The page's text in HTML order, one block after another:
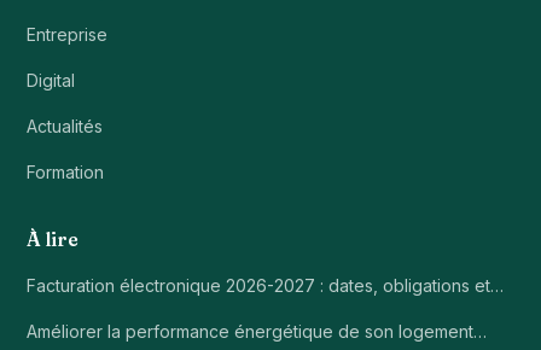
Entreprise
Digital
Actualités
Formation
À lire
Facturation électronique 2026-2027 : dates, obligations et…
Améliorer la performance énergétique de son logement…